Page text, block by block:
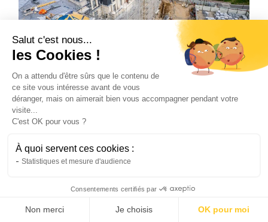
Clamart fait aussi partie de la région des Hauts-
de-Seine. Sa qualité de vie est notée à 15,11/20.
Elle compte pas moins de 54 491 habitants. Le
C’est une ville attractive économiquement et
socialement.
Sécurité et qualité de vie
Salut c'est nous...
les Cookies !
On a attendu d'être sûrs que le contenu de
ce site vous intéresse avant de vous
déranger, mais on aimerait bien vous accompagner pendant votre
visite...
C'est OK pour vous ?
À quoi servent ces cookies :
Statistiques et mesure d'audience
Consentements certifiés par
Non merci Je choisis OK pour moi